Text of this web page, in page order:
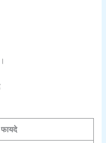
फायदे